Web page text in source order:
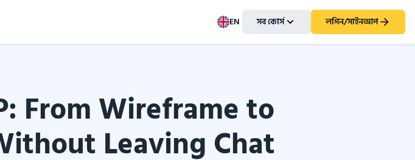
EN সব কোর্স লগিন/সাইনআপ
From Wireframe to
Leaving Chat